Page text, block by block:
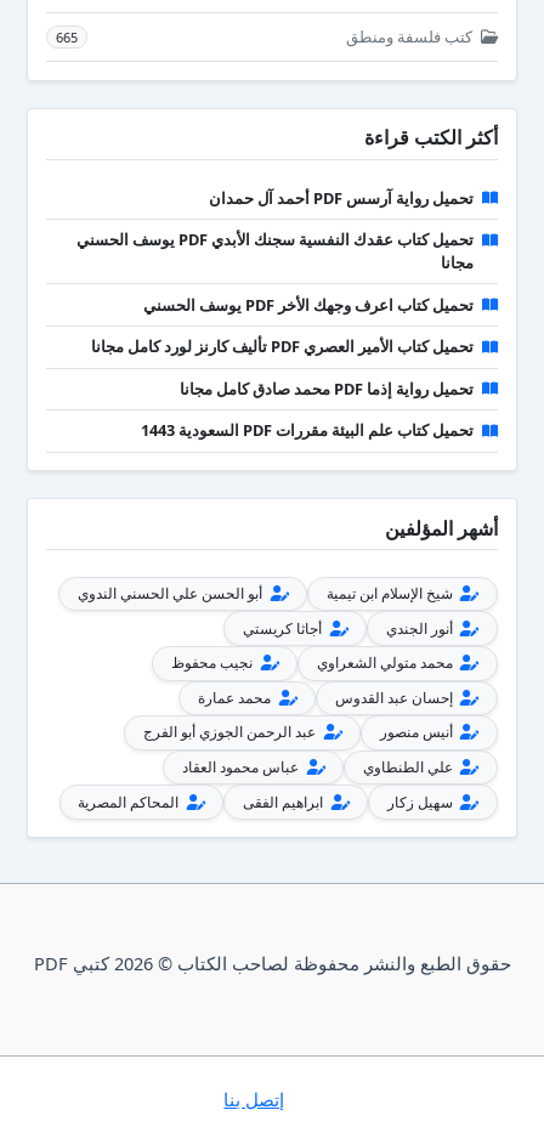
كتب فلسفة ومنطق 665
أكثر الكتب قراءة
تحميل رواية آرسس PDF أحمد آل حمدان
تحميل كتاب عقدك النفسية سجنك الأبدي PDF يوسف الحسني
مجانا
تحميل كتاب اعرف وجهك الأخر PDF يوسف الحسني
تحميل كتاب الأمير العصري PDF تأليف كارنز لورد كامل مجانا
تحميل رواية إذما PDF محمد صادق كامل مجانا
تحميل كتاب علم البيئة مقررات PDF السعودية 1443
أشهر المؤلفين
شيخ الإسلام ابن تيمية
أبو الحسن علي الحسني الندوي
أنور الجندي
أجاثا كريستي
محمد متولي الشعراوي
نجيب محفوظ
إحسان عبد القدوس
محمد عمارة
أنيس منصور
عبد الرحمن الجوزي أبو الفرج
علي الطنطاوي
عباس محمود العقاد
سهيل زكار
ابراهيم الفقى المحاكم المصرية
حقوق الطبع والنشر محفوظة لصاحب الكتاب © 2026 كتبي PDF
إتصل بنا